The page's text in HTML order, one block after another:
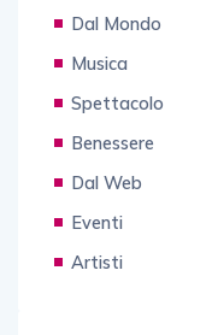
Dal Mondo
Musica
Spettacolo
Benessere
Dal Web
Eventi
Artisti